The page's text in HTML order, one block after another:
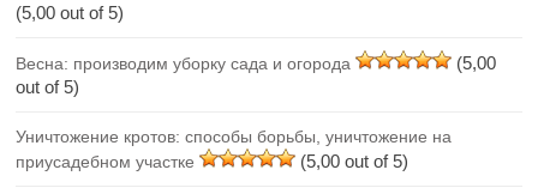
(5,00 out of 5)
Весна: производим уборку сада и огорода
(5,00
out of 5)
Уничтожение кротов: способы борьбы, уничтожение на
приусадебном участке
(5,00 out of 5)